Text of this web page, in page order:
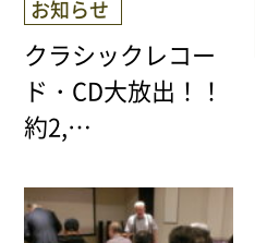
会員規約
プライバシーポリシー
サイトポリシー
お知らせ
クラシックレコー
ド・CD大放出！！
約2,…